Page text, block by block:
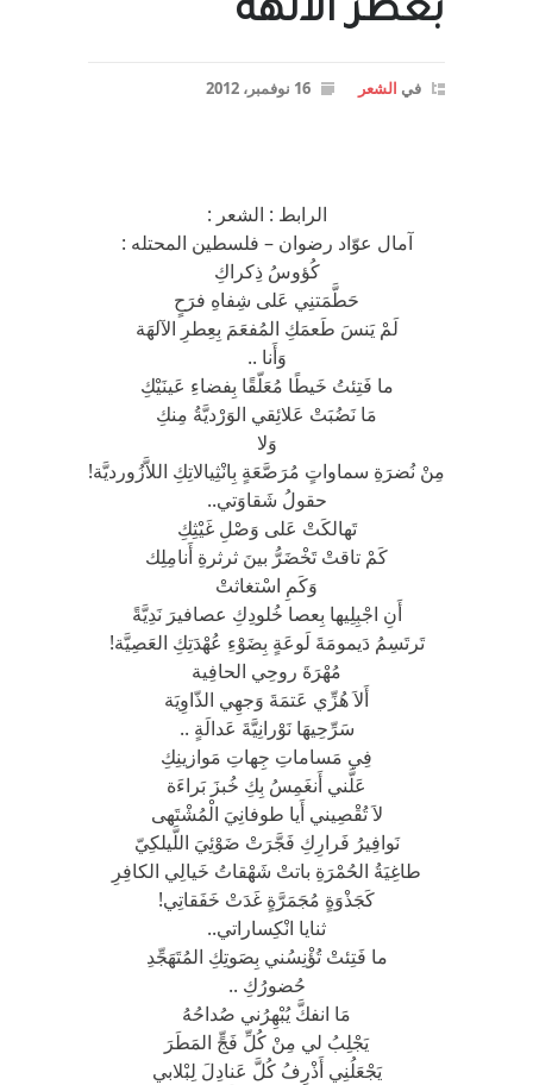
بعطر الالهة
في الشعر 16 نوفمبر، 2012
الرابط : الشعر :
آمال عوّاد رضوان – فلسطين المحتله :
كُؤوسُ ذِكراكِ
حَطَّمَتنِي عَلى شِفاهِ فرَحٍ
لَمْ يَنسَ طَعمَكِ المُفعَمَ بِعِطرِ الآلهَة
وَأَنا ..
ما فَتِئتُ خَيطًا مُعَلّقًا بِفضاءِ عَينَيْكِ
مَا نَضُبَتْ عَلائِقي الوَرْديَّةُ مِنكِ
وَلا
مِنْ نُضرَةِ سماواتٍ مُرَصَّعَةٍ بِانْثِيالاتِكِ اللاَّزُورديَّة!
حقولُ شَقاوَتي..
تَهالكَتْ عَلى وَصْلِ غَيْثِكِ
كَمْ تاقتْ تَخْضَرُّ بينَ ثرثرةِ أَنامِلِك
وَكَمِ اسْتغاثتْ
أَنِ اجْبِلِيها بِعصا خُلودِكِ عصافيرَ نَدِيَّةً
تَرتَسِمُ دَيمومَةَ لَوعَةٍ بِضَوْءِ عُهْدَتِكِ العَصِيَّة!
مُهْرَةَ روحِي الحافِية
أَلاَ هُزِّي عَتمَةَ وَجهِي الذّاوِيَة
سَرِّحِيهَا نَوْرانِيَّةَ عَدالَةٍ ..
فِي مَساماتِ جِهاتِ مَوازينِكِ
عَلَّني أَنغَمِسُ بِكِ خُبزَ بَراءَة
لاَ تُقْصِيني أَيا طوفانِيَ الْمُشْتَهى
نَوافِيرُ فَرارِكِ فَجَّرَتْ ضَوْئِيَ اللَّيلكِيّ
طاغِيَةُ الحُمْرَةِ باتتْ شَهْقاتُ خَيالِي الكافِرِ
كَجَذْوَةٍ مُجَمَرَّةٍ غَدَتْ خَفَقاتِي!
ثنايا انْكِساراتي..
ما فَتِئتْ تُؤْنِسُني بِصَوتِكِ المُتَهَجِّدِ
حُضورُكِ ..
مَا انفكَّ يُبْهِرُني صُداحُهُ
يَجْلِبُ لي مِنْ كُلِّ فَجٍّ المَطَرَ
يَجْعَلُنِي أَذْرِفُ كُلَّ عَنادِلَ لِبْلابي